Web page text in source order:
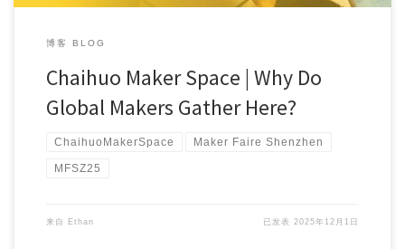
博客 BLOG
Chaihuo Maker Space | Why Do
Global Makers Gather Here?
ChaihuoMakerSpace Maker Faire Shenzhen
MFSZ25
来自 Ethan 已发表2025年12月1日